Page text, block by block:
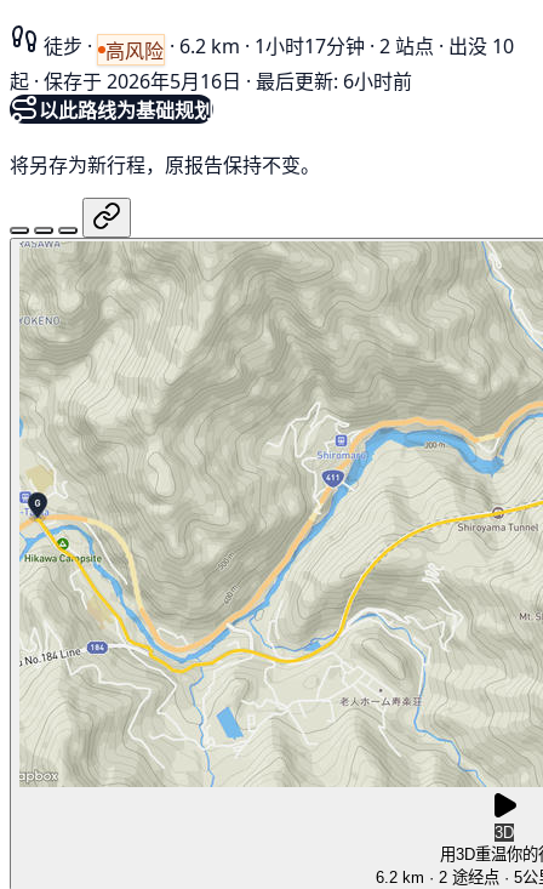
徒步 · 高风险 · 6.2 km · 1小时17分钟 · 2 站点 · 出没 10
起 · 保存于 2026年5月16日 · 最后更新: 6小时前
以此路线为基础规划
将另存为新行程，原报告保持不变。
3D
用3D重温你的
6.2 km · 2 途经点· 5公